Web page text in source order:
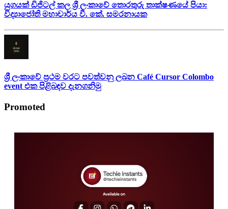
යුගයක් ඩිජිටල් කල ශ්‍රී ලංකාවේ තොරතුරු තාක්ෂණයේ පියා:
විද්‍යාජෝති මහාචාර්ය වී. කේ. සමරනායක
ශ්‍රී ලංකාවේ ප්‍රථම වරට පවත්වනු ලබන Café Cursor Colombo
event එක පිළිබඳව දැනගනිමු
Promoted